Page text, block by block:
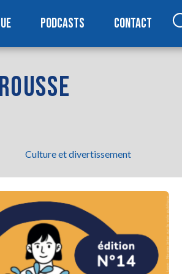
PODCASTS CONTACT
Culture et divertissement